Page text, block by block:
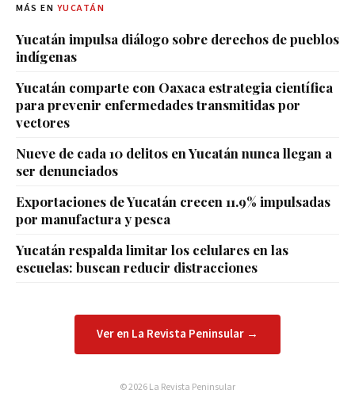
MÁS EN YUCATÁN
Yucatán impulsa diálogo sobre derechos de pueblos
indígenas
Yucatán comparte con Oaxaca estrategia científica
para prevenir enfermedades transmitidas por
vectores
Nueve de cada 10 delitos en Yucatán nunca llegan a
ser denunciados
Exportaciones de Yucatán crecen 11.9% impulsadas
por manufactura y pesca
Yucatán respalda limitar los celulares en las
escuelas: buscan reducir distracciones
Ver en La Revista Peninsular →
© 2026 La Revista Peninsular